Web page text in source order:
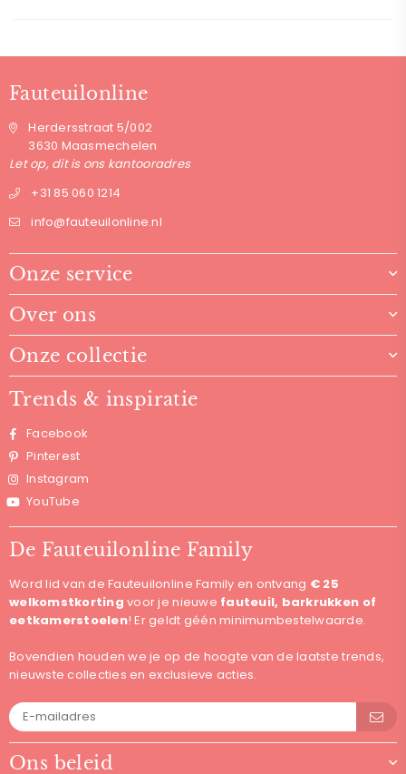
Fauteuilonline
Herdersstraat 5/002
3630 Maasmechelen
Let op, dit is ons kantooradres
+31 85 060 1214
info@fauteuilonline.nl
Onze service
Over ons
Onze collectie
Trends & inspiratie
Facebook
Pinterest
Instagram
YouTube
De Fauteuilonline Family
Word lid van de Fauteuilonline Family en ontvang € 25
welkomstkortingvoor je nieuwe fauteuil, barkrukken of
eetkamerstoelen! Er geldt géén minimumbestelwaarde.
Bovendien houden we je op de hoogte van de laatste trends,
nieuwste collecties en exclusieve acties.
Ons beleid